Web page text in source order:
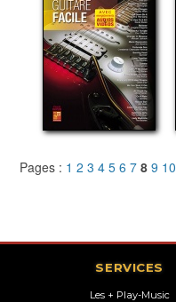
Pages : 1 2 3 4 5 6 7 8 9 10
SERVICES
Les + Play-Music